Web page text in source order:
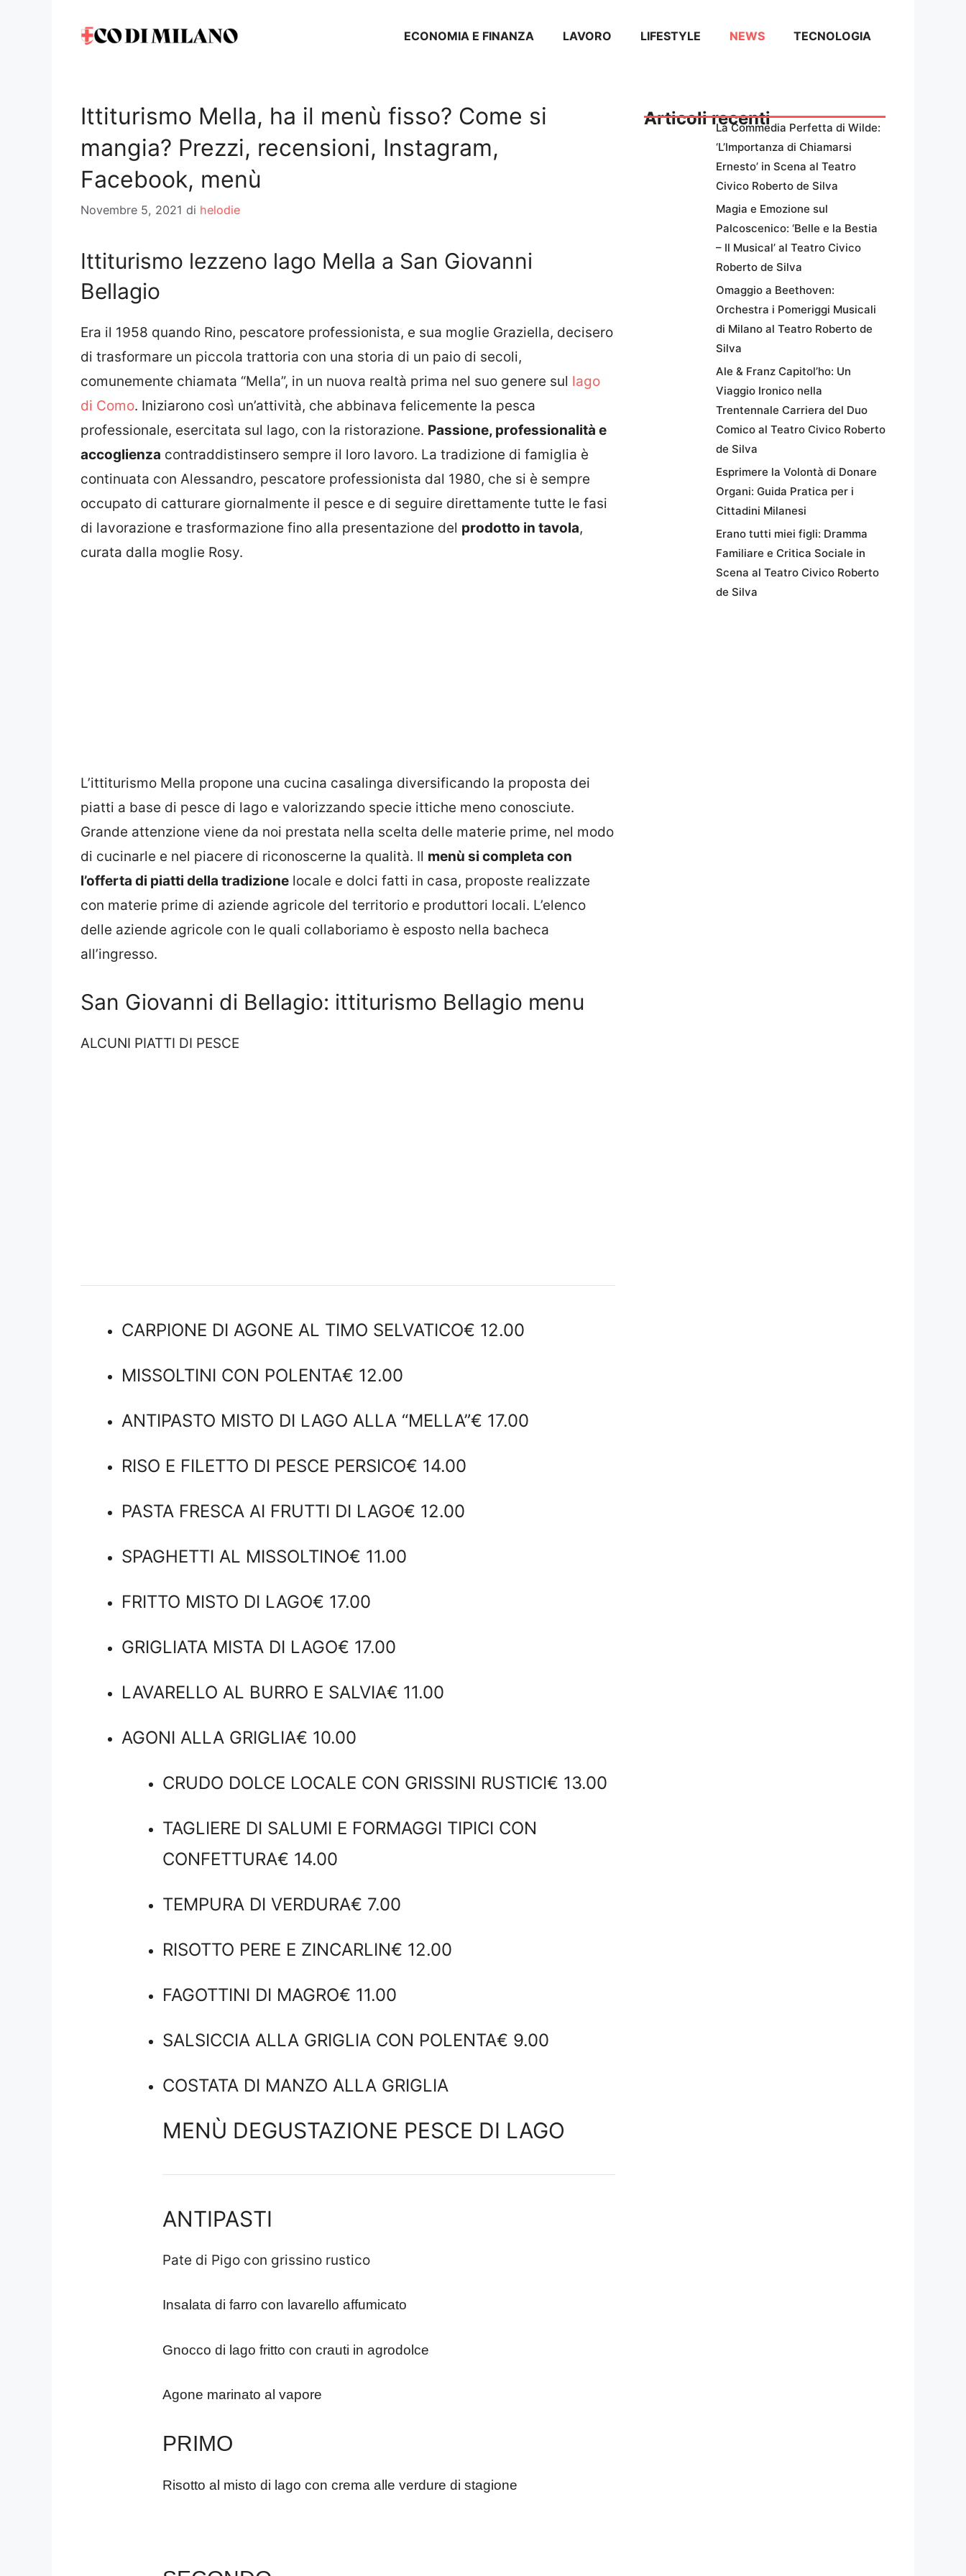
ECONOMIA E FINANZA LAVORO LIFESTYLE NEWS TECNOLOGIA
Ittiturismo Mella, ha il menù fisso? Come si
mangia? Prezzi, recensioni, Instagram,
Facebook, menù
Novembre 5, 2021 di helodie
Ittiturismo lezzeno lago Mella a San Giovanni
Bellagio
Era il 1958 quando Rino, pescatore professionista, e sua moglie Graziella, decisero
di trasformare un piccola trattoria con una storia di un paio di secoli,
comunemente chiamata “Mella”, in un nuova realtà prima nel suo genere sul lago
di Como. Iniziarono così un’attività, che abbinava felicemente la pesca
professionale, esercitata sul lago, con la ristorazione. Passione, professionalità e
accoglienza contraddistinsero sempre il loro lavoro. La tradizione di famiglia è
continuata con Alessandro, pescatore professionista dal 1980, che si è sempre
occupato di catturare giornalmente il pesce e di seguire direttamente tutte le fasi
di lavorazione e trasformazione fino alla presentazione del prodotto in tavola,
curata dalla moglie Rosy.
L’ittiturismo Mella propone una cucina casalinga diversificando la proposta dei
piatti a base di pesce di lago e valorizzando specie ittiche meno conosciute.
Grande attenzione viene da noi prestata nella scelta delle materie prime, nel modo
di cucinarle e nel piacere di riconoscerne la qualità. Il menù si completa con
l’offerta di piatti della tradizione locale e dolci fatti in casa, proposte realizzate
con materie prime di aziende agricole del territorio e produttori locali. L’elenco
delle aziende agricole con le quali collaboriamo è esposto nella bacheca
all’ingresso.
San Giovanni di Bellagio: ittiturismo Bellagio menu
ALCUNI PIATTI DI PESCE
CARPIONE DI AGONE AL TIMO SELVATICO€ 12.00
MISSOLTINI CON POLENTA€ 12.00
ANTIPASTO MISTO DI LAGO ALLA “MELLA”€ 17.00
RISO E FILETTO DI PESCE PERSICO€ 14.00
PASTA FRESCA AI FRUTTI DI LAGO€ 12.00
SPAGHETTI AL MISSOLTINO€ 11.00
FRITTO MISTO DI LAGO€ 17.00
GRIGLIATA MISTA DI LAGO€ 17.00
LAVARELLO AL BURRO E SALVIA€ 11.00
AGONI ALLA GRIGLIA€ 10.00
CRUDO DOLCE LOCALE CON GRISSINI RUSTICI€ 13.00
TAGLIERE DI SALUMI E FORMAGGI TIPICI CON
CONFETTURA€ 14.00
TEMPURA DI VERDURA€ 7.00
RISOTTO PERE E ZINCARLIN€ 12.00
FAGOTTINI DI MAGRO€ 11.00
SALSICCIA ALLA GRIGLIA CON POLENTA€ 9.00
COSTATA DI MANZO ALLA GRIGLIA
MENÙ DEGUSTAZIONE PESCE DI LAGO
ANTIPASTI
Pate di Pigo con grissino rustico
Insalata di farro con lavarello affumicato
Gnocco di lago fritto con crauti in agrodolce
Agone marinato al vapore
PRIMO
Risotto al misto di lago con crema alle verdure di stagione
Articoli recentiLa Commedia Perfetta di Wilde:
‘L’Importanza di Chiamarsi
Ernesto’ in Scena al Teatro
Civico Roberto de Silva
Magia e Emozione sul
Palcoscenico: ‘Belle e la Bestia
– Il Musical’ al Teatro Civico
Roberto de Silva
Omaggio a Beethoven:
Orchestra i Pomeriggi Musicali
di Milano al Teatro Roberto de
Silva
Ale & Franz Capitol’ho: Un
Viaggio Ironico nella
Trentennale Carriera del Duo
Comico al Teatro Civico Roberto
de Silva
Esprimere la Volontà di Donare
Organi: Guida Pratica per i
Cittadini Milanesi
Erano tutti miei figli: Dramma
Familiare e Critica Sociale in
Scena al Teatro Civico Roberto
de Silva